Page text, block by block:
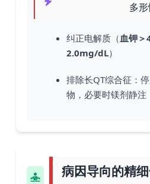
多形性
纠正电解质（血钾＞
2.0mg/dL）
排除长QT综合征：
物，必要时镁剂静注
病因导向的精